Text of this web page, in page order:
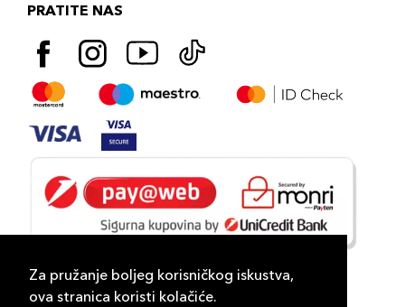
Za pružanje boljeg korisničkog iskustva,
ova stranica koristi kolačiće.
PRATITE NAS